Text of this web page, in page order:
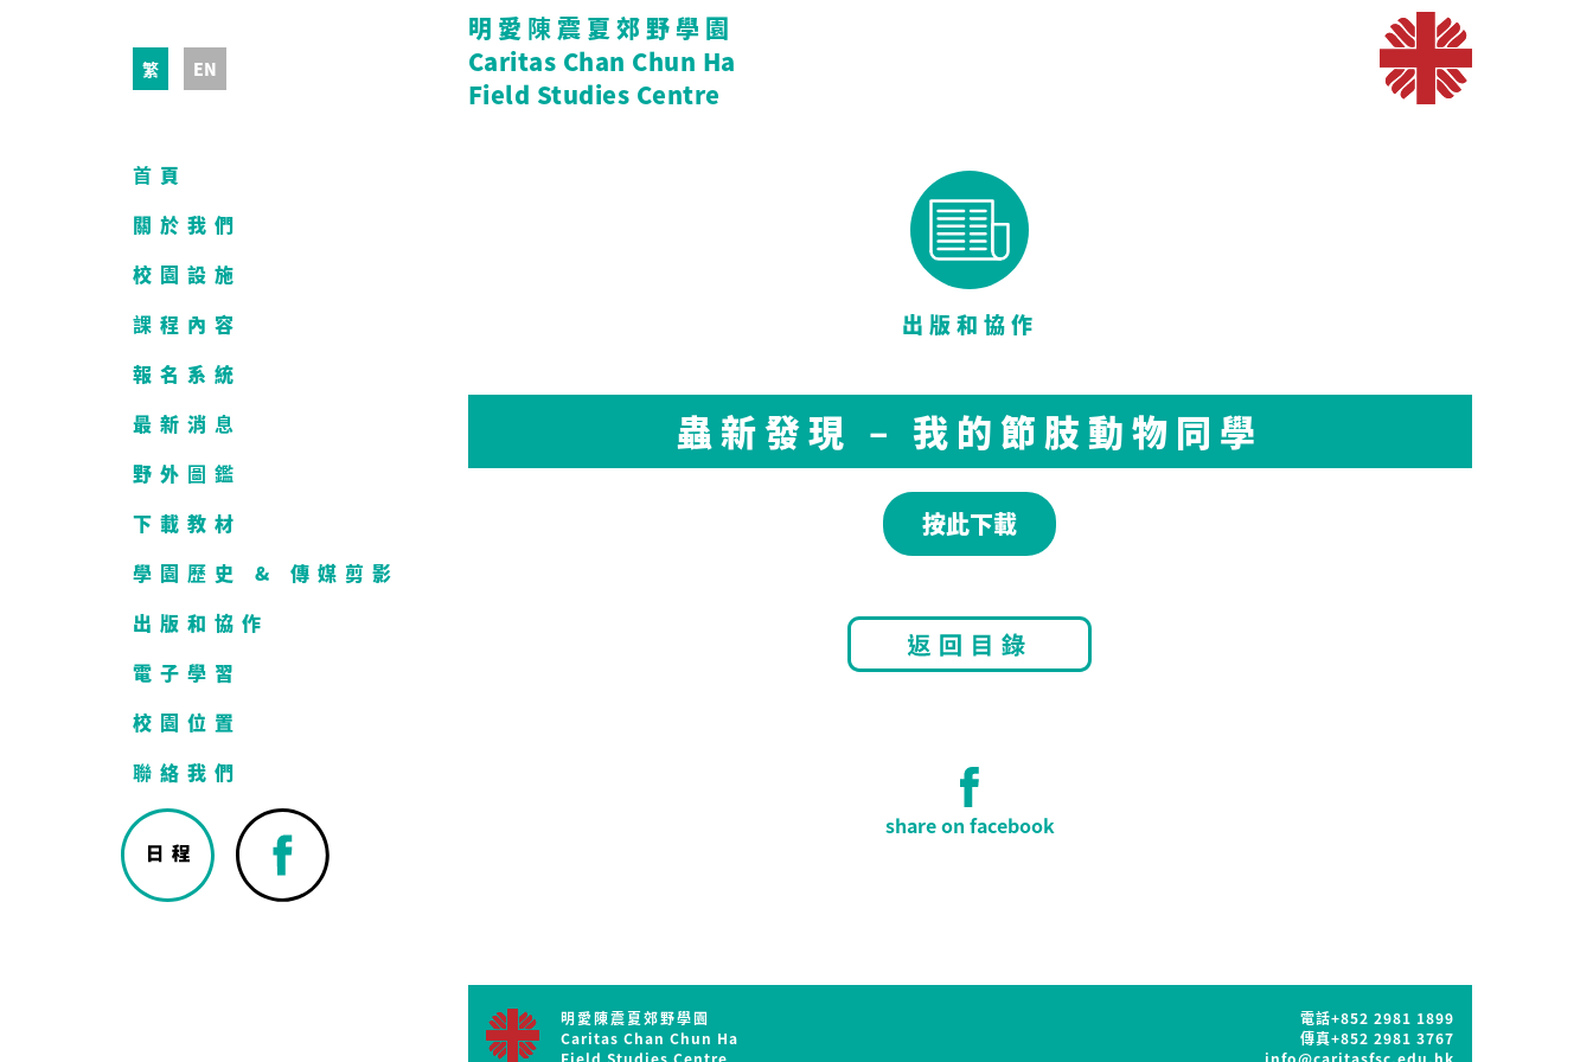
繁 EN
首頁
關於我們
校園設施
課程內容
報名系統
最新消息
野外圖鑑
下載教材
學園歷史 & 傳媒剪影
出版和協作
電子學習
校園位置
聯絡我們
明愛陳震夏郊野學園
Caritas Chan Chun Ha
Field Studies Centre
出版和協作
蟲新發現 – 我的節肢動物同學
按此下載
share on facebook
明愛陳震夏郊野學園
Caritas Chan Chun Ha
電話+852 2981 1899
傳真+852 2981 3767